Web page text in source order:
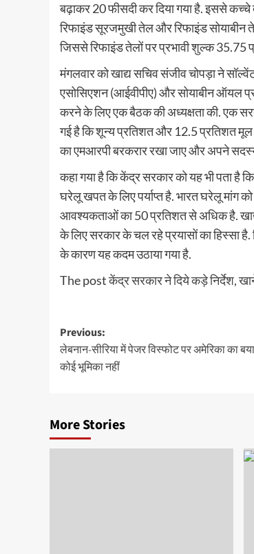
बढ़ाकर 20 फीसदी कर दिया गया है. इससे कच्चे
रिफाइंड सूरजमुखी तेल और रिफाइंड सोयाबीन
जिससे रिफाइंड तेलों पर प्रभावी शुल्क 35.75
मंगलवार को खाद्य सचिव संजीव चोपड़ा ने
एसोसिएशन (आईवीपीए) और सोयाबीन ऑयल
करने के लिए एक बैठक की अध्यक्षता की. एक
गई है कि शून्य प्रतिशत और 12.5 प्रतिशत
का एमआरपी बरकरार रखा जाए और अपने
कहा गया है कि केंद्र सरकार को यह भी पता है
घरेलू खपत के लिए पर्याप्त है. भारत घरेलू मांग
आवश्यकताओं का 50 प्रतिशत से अधिक है.
के लिए सरकार के चल रहे प्रयासों का हिस्सा
के कारण यह कदम उठाया गया है.
The postकेंद्र सरकार ने दिये कड़े निर्देश,
Post
navigation
Previous:
लेबनान-सीरिया में पेजर विस्फोट पर अमेरिका का
कोई भूमिका नहीं
More Stories